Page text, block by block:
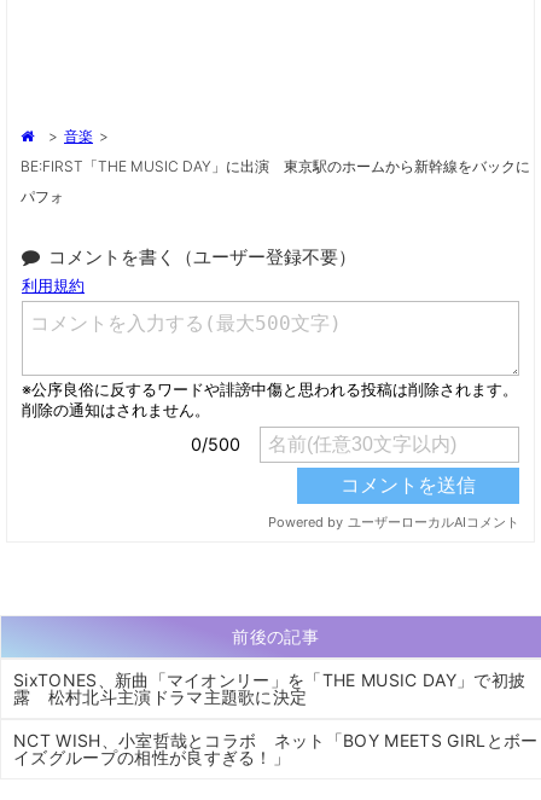
> 音楽 >
BE:FIRST「THE MUSIC DAY」に出演 東京駅のホームから新幹線をバックに
パフォ
コメントを書く（ユーザー登録不要）
前後の記事
SixTONES、新曲「マイオンリー」を「THE MUSIC DAY」で初披
露 松村北斗主演ドラマ主題歌に決定
NCT WISH、小室哲哉とコラボ ネット「BOY MEETS GIRLとボー
イズグループの相性が良すぎる！」